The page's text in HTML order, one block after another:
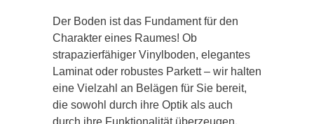
Der Boden ist das Fundament für den
Charakter eines Raumes! Ob
strapazierfähiger Vinylboden, elegantes
Laminat oder robustes Parkett – wir halten
eine Vielzahl an Belägen für Sie bereit,
die sowohl durch ihre Optik als auch
durch ihre Funktionalität überzeugen.